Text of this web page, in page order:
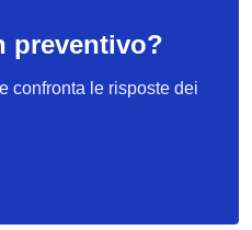
preventivo?
confronta le risposte dei